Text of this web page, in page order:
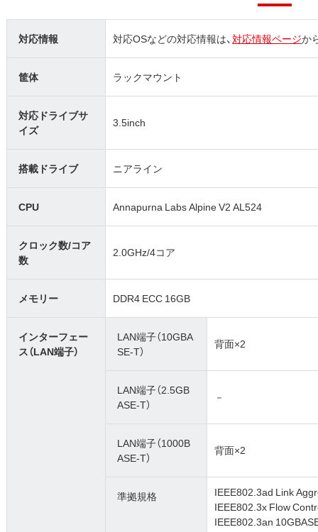
対応情報 対応OSなどの対応情報は、対応情報ページか
筐体 ラックマウント
対応ドライブサ
イズ
3.5inch
搭載ドライブ ニアライン
CPU Annapurna Labs Alpine V2 AL524
クロック数/コア
数
2.0GHz/4コア
メモリー DDR4 ECC 16GB
インターフェー
ス（LAN端子）
LAN端子（10GBA
SE-T）
背面×2
LAN端子（2.5GB
ASE-T）
－
LAN端子（1000B
ASE-T）
背面×2
準拠規格
IEEE802.3ad Link
IEEE802.3x Flow
IEEE802.3an